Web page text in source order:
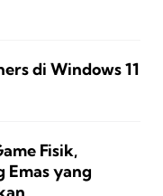
di Windows 11
Fisik,
Emas yang